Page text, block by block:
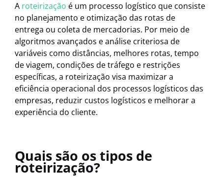
A roteirização é um processo logístico que consiste
no planejamento e otimização das rotas de
entrega ou coleta de mercadorias. Por meio de
algoritmos avançados e análise criteriosa de
variáveis como distâncias, melhores rotas, tempo
de viagem, condições de tráfego e restrições
específicas, a roteirização visa maximizar a
eficiência operacional dos processos logísticos das
empresas, reduzir custos logísticos e melhorar a
experiência do cliente.
Quais são os tipos de
roteirização?